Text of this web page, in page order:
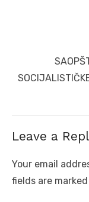
post:
Leave a
Your email
fields are marked